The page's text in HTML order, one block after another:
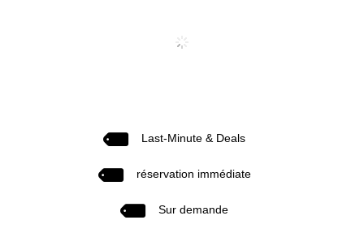
Last-Minute & Deals
réservation immédiate
Sur demande